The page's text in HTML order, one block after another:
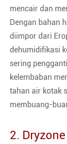
mencair dan
Dengan bahan
diimpor dari
dehumidifikasi
sering
kelembaban
tahan air kotak
membuang-
2.